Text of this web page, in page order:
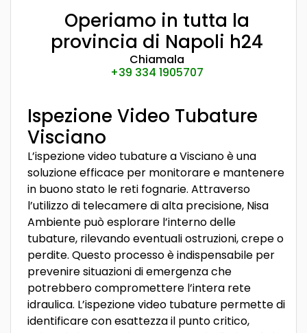
Operiamo in tutta la
provincia di Napoli h24
Chiamala
+39 334 1905707
Ispezione Video Tubature
Visciano
L’ispezione video tubature a Visciano è una
soluzione efficace per monitorare e mantenere
in buono stato le reti fognarie. Attraverso
l’utilizzo di telecamere di alta precisione, Nisa
Ambiente può esplorare l’interno delle
tubature, rilevando eventuali ostruzioni, crepe o
perdite. Questo processo è indispensabile per
prevenire situazioni di emergenza che
potrebbero compromettere l’intera rete
idraulica. L’ispezione video tubature permette di
identificare con esattezza il punto critico,